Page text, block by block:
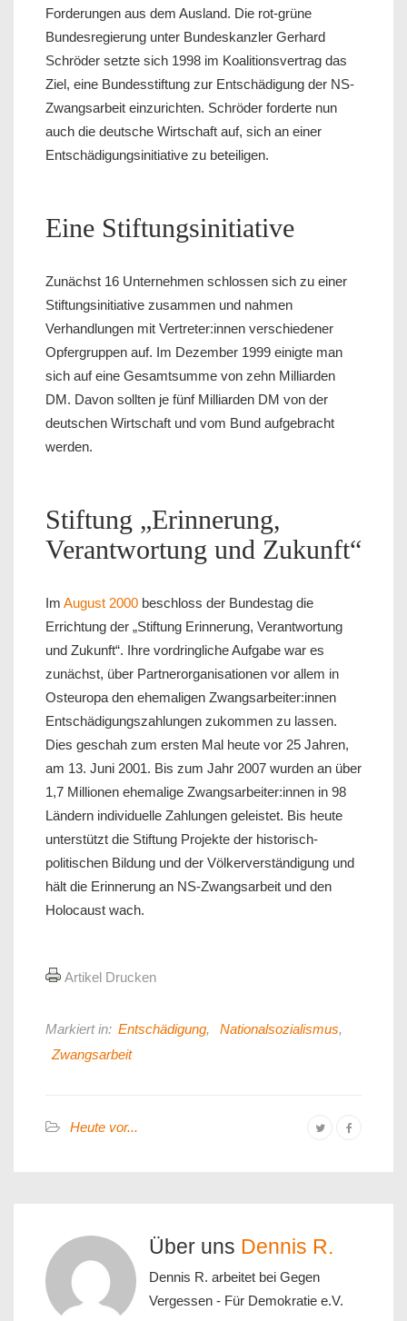
Forderungen aus dem Ausland. Die rot-grüne
Bundesregierung unter Bundeskanzler Gerhard
Schröder setzte sich 1998 im Koalitionsvertrag das
Ziel, eine Bundesstiftung zur Entschädigung der NS-
Zwangsarbeit einzurichten. Schröder forderte nun
auch die deutsche Wirtschaft auf, sich an einer
Entschädigungsinitiative zu beteiligen.
Eine Stiftungsinitiative
Zunächst 16 Unternehmen schlossen sich zu einer
Stiftungsinitiative zusammen und nahmen
Verhandlungen mit Vertreter:innen verschiedener
Opfergruppen auf. Im Dezember 1999 einigte man
sich auf eine Gesamtsumme von zehn Milliarden
DM. Davon sollten je fünf Milliarden DM von der
deutschen Wirtschaft und vom Bund aufgebracht
werden.
Stiftung „Erinnerung,
Verantwortung und Zukunft“
Im August 2000 beschloss der Bundestag die
Errichtung der „Stiftung Erinnerung, Verantwortung
und Zukunft“. Ihre vordringliche Aufgabe war es
zunächst, über Partnerorganisationen vor allem in
Osteuropa den ehemaligen Zwangsarbeiter:innen
Entschädigungszahlungen zukommen zu lassen.
Dies geschah zum ersten Mal heute vor 25 Jahren,
am 13. Juni 2001. Bis zum Jahr 2007 wurden an über
1,7 Millionen ehemalige Zwangsarbeiter:innen in 98
Ländern individuelle Zahlungen geleistet. Bis heute
unterstützt die Stiftung Projekte der historisch-
politischen Bildung und der Völkerverständigung und
hält die Erinnerung an NS-Zwangsarbeit und den
Holocaust wach.
Artikel Drucken
Markiert in: Entschädigung, Nationalsozialismus,
Zwangsarbeit
Heute vor...
Über uns Dennis R.
Dennis R. arbeitet bei Gegen
Vergessen - Für Demokratie e.V.